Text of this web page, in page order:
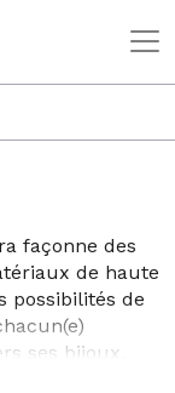
façonne des
de haute
possibilités de
ses bijoux.